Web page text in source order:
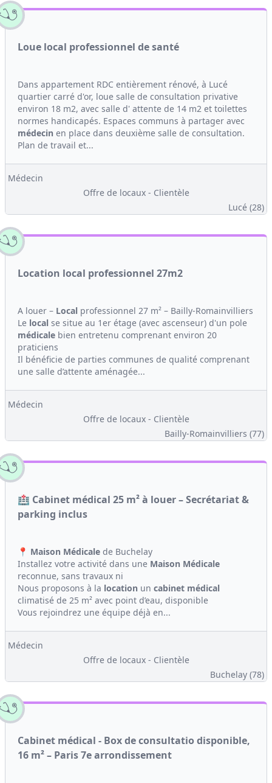
Loue local professionnel de santé
Dans appartement RDC entièrement rénové, à Lucé
quartier carré d'or, loue salle de consultation privative
environ 18 m2, avec salle d' attente de 14 m2 et toilettes
normes handicapés. Espaces communs à partager avec
médecin en place dans deuxième salle de consultation.
Plan de travail et...
Médecin
Offre de locaux - Clientèle
Lucé (28)
Location local professionnel 27m2
A louer – Local professionnel 27 m² – Bailly-Romainvilliers
Le local se situe au 1er étage (avec ascenseur) d'un pole
médicale bien entretenu comprenant environ 20
praticiens
Il bénéficie de parties communes de qualité comprenant
une salle d’attente aménagée...
Médecin
Offre de locaux - Clientèle
Bailly-Romainvilliers (77)
🏥 Cabinet médical 25 m² à louer – Secrétariat &
parking inclus
📍 Maison Médicale de Buchelay
Installez votre activité dans une Maison Médicale
reconnue, sans travaux ni
Nous proposons à la location un cabinet médical
climatisé de 25 m² avec point d’eau, disponible
Vous rejoindrez une équipe déjà en...
Médecin
Offre de locaux - Clientèle
Buchelay (78)
Cabinet médical - Box de consultatio disponible,
16 m² – Paris 7e arrondissement